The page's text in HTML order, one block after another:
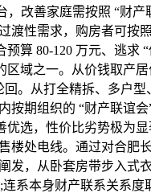
，改善家庭需按照 “财
渡性需求，购房者可按
预算 80-120 万元、逃求
区域之一。从价钱取产
回。从打全精拆、多户
按期组织的 “财产联谊
优选，性价比劣势极为
楼处电线。通过对合肥
发，从卧套房带步入式
连系本身财产联系关系